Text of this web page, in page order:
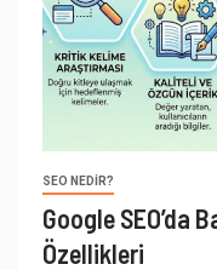
SEO NEDIR?
Google SEO’da
Özellikleri